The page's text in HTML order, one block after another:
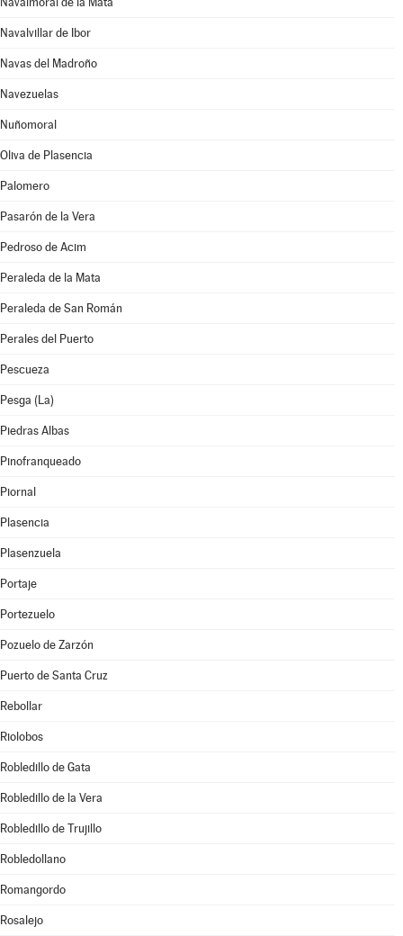
Navalvillar de Ibor
Navas del Madroño
Navezuelas
Nuñomoral
Oliva de Plasencia
Palomero
Pasarón de la Vera
Pedroso de Acim
Peraleda de la Mata
Peraleda de San Román
Perales del Puerto
Pescueza
Pesga (La)
Piedras Albas
Pinofranqueado
Piornal
Plasencia
Plasenzuela
Portaje
Portezuelo
Pozuelo de Zarzón
Puerto de Santa Cruz
Rebollar
Riolobos
Robledillo de Gata
Robledillo de la Vera
Robledillo de Trujillo
Robledollano
Romangordo
Rosalejo